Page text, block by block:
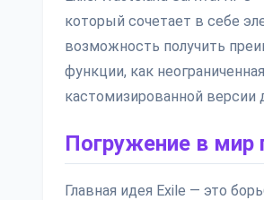
который сочетает в себе
возможность получить
функции, как
кастомизированной версии
Погружение в мир
Главная идея Exile — это